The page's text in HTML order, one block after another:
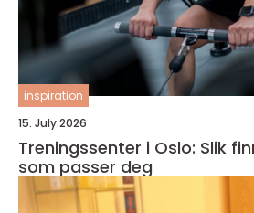
inspiration
15. July 2026
Treningssenter i Oslo: Slik
som passer deg